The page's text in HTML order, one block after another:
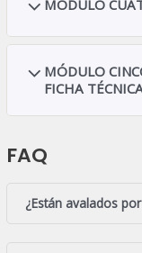
MÓDULO
MÓDULO
FICHA
FAQ
¿Están avalados